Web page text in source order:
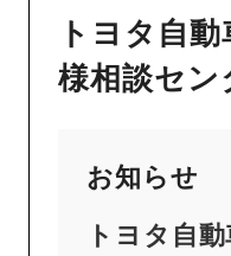
トヨタ自
様相談セン
お知らせ
トヨタ自